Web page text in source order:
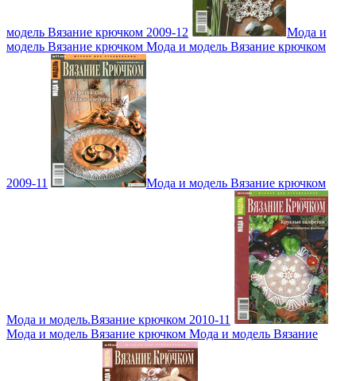
модель Вязание крючком 2009-12
Мода и
модель Вязание крючком Мода и модель Вязание крючком
2009-11 Мода и модель Вязание крючком
Мода и модель.Вязание крючком 2010-11
Мода и модель Вязание крючком Мода и модель Вязание